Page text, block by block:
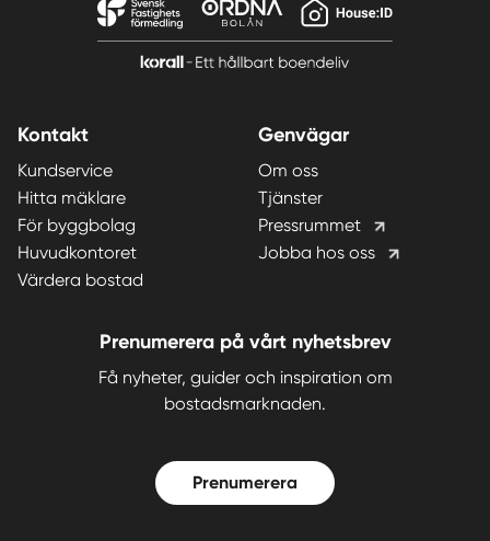
Kontakt
Kundservice
Hitta mäklare
För byggbolag
Huvudkontoret
Värdera bostad
Genvägar
Om oss
Tjänster
Pressrummet
Jobba hos oss
Prenumerera på vårt nyhetsbrev
Få nyheter, guider och inspiration om
bostadsmarknaden.
Prenumerera